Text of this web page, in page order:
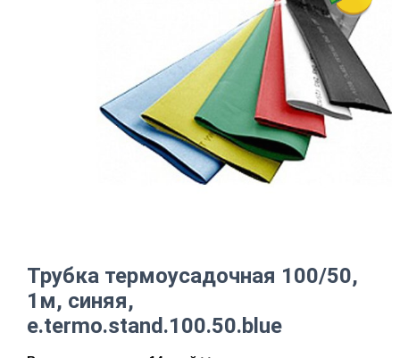
Трубка термоусадочная 100/50,
1м, синяя,
e.termo.stand.100.50.blue